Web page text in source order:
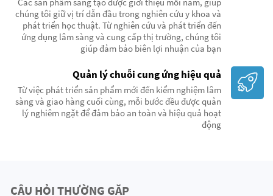
Các sản phẩm sáng tạo được giới thiệu mỗi năm, giúp
chúng tôi giữ vị trí dẫn đầu trong nghiên cứu y khoa và
phát triển học thuật. Từ nghiên cứu và phát triển đến
ứng dụng lâm sàng và cung cấp thị trường, chúng tôi
giúp đảm bảo biên lợi nhuận của bạn
Quản lý chuỗi cung ứng hiệu quả
Từ việc phát triển sản phẩm mới đến kiểm nghiệm lâm
sàng và giao hàng cuối cùng, mỗi bước đều được quản
lý nghiêm ngặt để đảm bảo an toàn và hiệu quả hoạt
động
CÂU HỎI THƯỜNG GẶP